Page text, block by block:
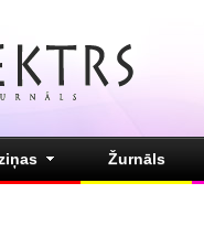
Žurnāls